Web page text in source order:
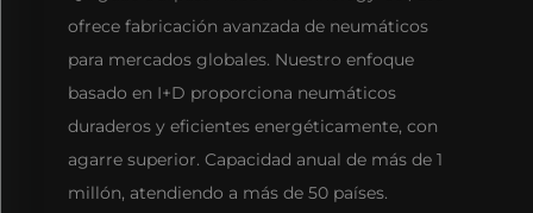
ofrece fabricación avanzada de neumáticos
para mercados globales. Nuestro enfoque
basado en I+D proporciona neumáticos
duraderos y eficientes energéticamente, con
agarre superior. Capacidad anual de más de 1
millón, atendiendo a más de 50 países.